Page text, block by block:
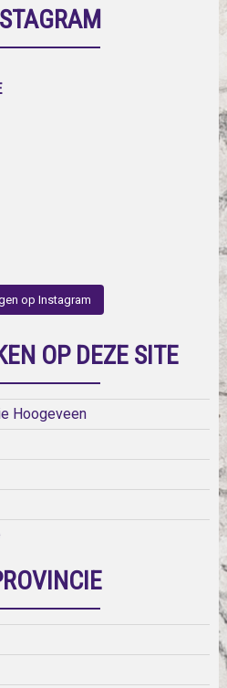
op Instagram
OP DEZE SITE
Hoogeveen